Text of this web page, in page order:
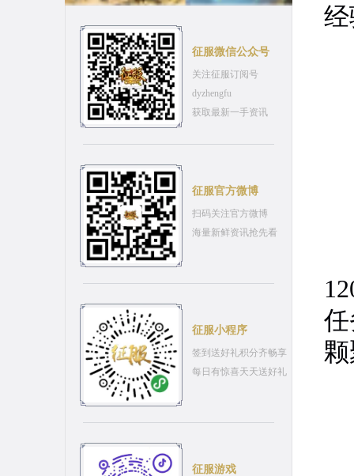
征服微信公众号
关注征服订阅号
dyzhengfu
获取最新一手资讯
征服官方微博
扫码关注官方微博
海量新鲜资讯抢先看
征服小程序
签到送好礼积分齐畅享
每日有惊喜天天送好礼
征服游戏